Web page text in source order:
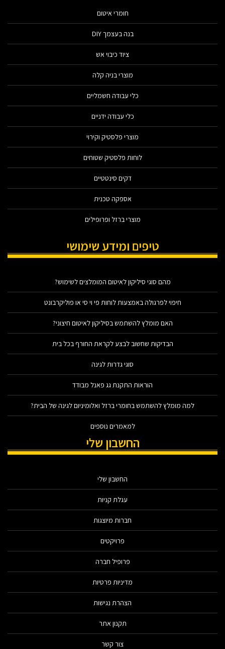
חומרי איטום
בנה בעצמך DIY
ציוד כיבוי אש
מוצרי בניה קלה
כלי עבודה חשמליים
כלי עבודה ידניים
מוצרי פלסטיק וקירוי
לוחות פלסטיק שטוחים
דקים סינטטיים
אספקה טכנית
מוצרי ברזל ופרופילים
טיפים ומידע שימושי
מהם סוגי סיליקון לאיטום המומלצים לשימוש?
חיפוי לפרגולה באמצעות לוחות פי וי סי או פוליקרבונט
האם מומלץ להשתמש בסיליקון לאיטום חיצוני?
הבדיקות שחשוב לבצע לקראת החורף בכל בית
סוגי גדרות לגינה
הוראות התקנת גג פאנל מבודד
למה מומלץ להשתמש בחומרי ברזל ואלומיניום לגינה של הבית?
למאמרים נוספים
החשבון שלי
החשבון שלי
עגלת קניות
חברות מיוצגות
פרויקטים
פרופיל חברה
מדיניות פרטיות
הצהרת נגישות
תקנון אתר
צור קשר